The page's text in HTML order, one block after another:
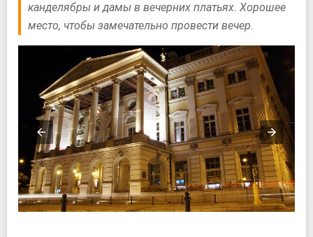
канделябры и дамы в вечерних платьях. Хорошее
место, чтобы замечательно провести вечер.